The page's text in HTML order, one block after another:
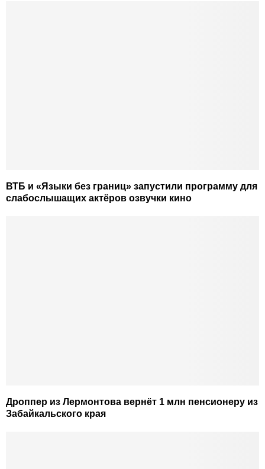
ВТБ и «Языки без границ» запустили программу для
слабослышащих актёров озвучки кино
Дроппер из Лермонтова вернёт 1 млн пенсионеру из
Забайкальского края